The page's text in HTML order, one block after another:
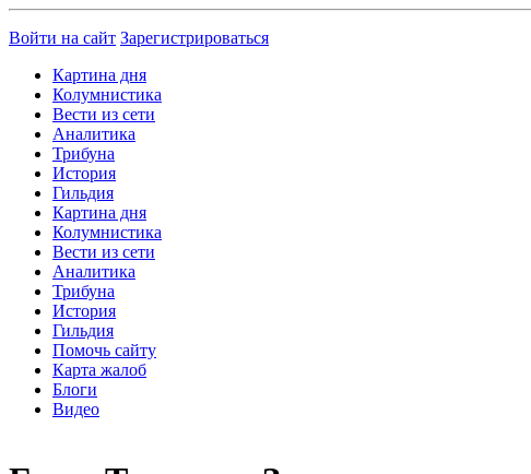
Войти на сайт Зарегистрироваться
Картина дня
Колумнистика
Вести из сети
Аналитика
Трибуна
История
Гильдия
Картина дня
Колумнистика
Вести из сети
Аналитика
Трибуна
История
Гильдия
Помочь сайту
Карта жалоб
Блоги
Видео